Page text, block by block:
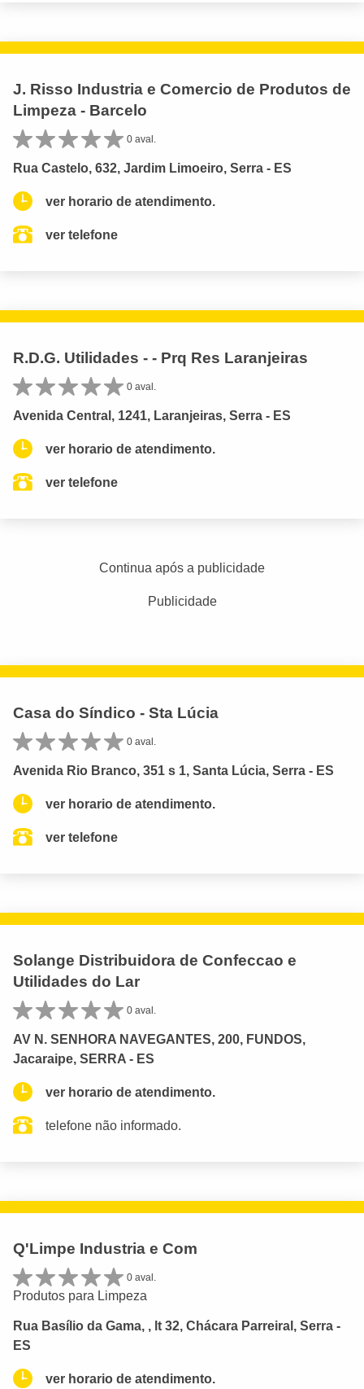
J. Risso Industria e Comercio de Produtos de
Limpeza - Barcelo
0 aval.
Rua Castelo, 632, Jardim Limoeiro, Serra - ES
ver horario de atendimento.
ver telefone
R.D.G. Utilidades - - Prq Res Laranjeiras
0 aval.
Avenida Central, 1241, Laranjeiras, Serra - ES
ver horario de atendimento.
ver telefone
Continua após a publicidade
Publicidade
Casa do Síndico - Sta Lúcia
0 aval.
Avenida Rio Branco, 351 s 1, Santa Lúcia, Serra - ES
ver horario de atendimento.
ver telefone
Solange Distribuidora de Confeccao e
Utilidades do Lar
0 aval.
AV N. SENHORA NAVEGANTES, 200, FUNDOS,
Jacaraipe, SERRA - ES
ver horario de atendimento.
telefone não informado.
Q'Limpe Industria e Com
0 aval.
Produtos para Limpeza
Rua Basílio da Gama, , lt 32, Chácara Parreiral, Serra -
ES
ver horario de atendimento.